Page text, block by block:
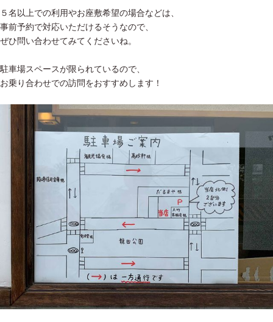
５名以上での利用やお座敷希望の場合などは、
事前予約で対応いただけるそうなので、
ぜひ問い合わせてみてくださいね。
駐車場スペースが限られているので、
お乗り合わせでの訪問をおすすめします！